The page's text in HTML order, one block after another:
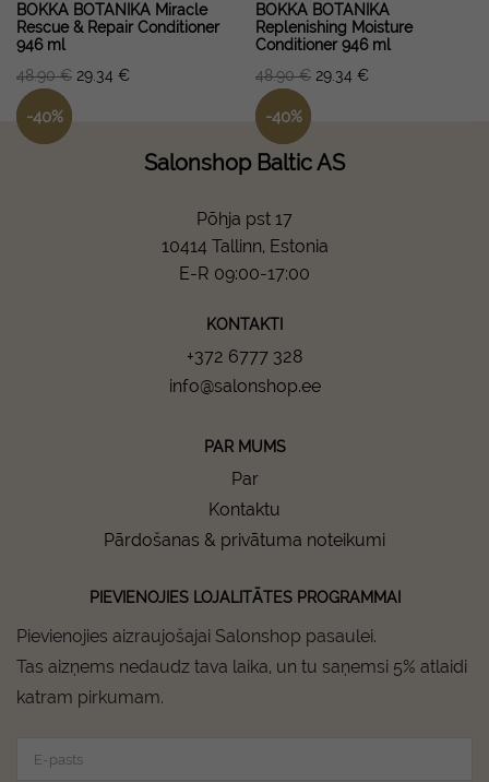
BOKKA BOTANIKA Miracle
Rescue & Repair Conditioner
946 ml
48.90€ 29.34 €
-40%
BOKKA BOTANIKA
Replenishing Moisture
Conditioner 946 ml
48.90€ 29.34 €
-40%
Salonshop Baltic AS
Põhja pst 17
10414 Tallinn, Estonia
E-R 09:00-17:00
KONTAKTI
+372 6777 328
info@salonshop.ee
PAR MUMS
Par
Kontaktu
Pārdošanas & privātuma noteikumi
PIEVIENOJIES LOJALITĀTES PROGRAMMAI
Pievienojies aizraujošajai Salonshop pasaulei.
Tas aizņems nedaudz tava laika, un tu saņemsi 5% atlaidi
katram pirkumam.